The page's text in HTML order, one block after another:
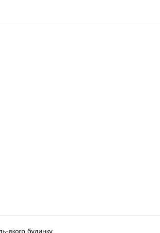
якого будинку.